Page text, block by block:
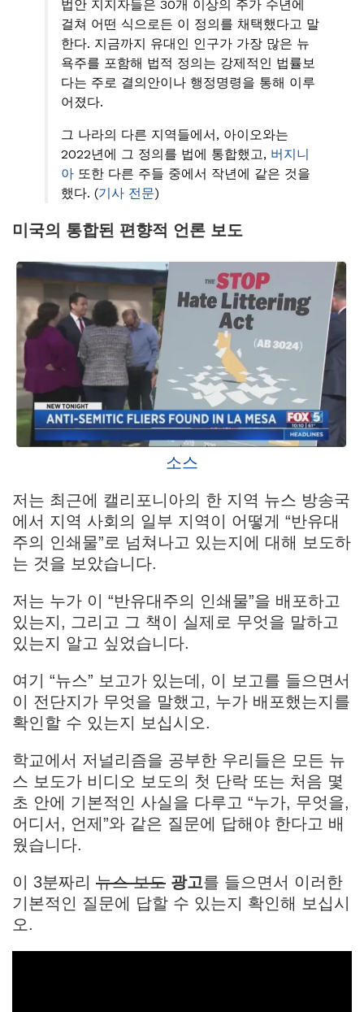
법안 지지자들은 30개 이상의 주가 수년에
걸쳐 어떤 식으로든 이 정의를 채택했다고 말
한다. 지금까지 유대인 인구가 가장 많은 뉴
욕주를 포함해 법적 정의는 강제적인 법률보
다는 주로 결의안이나 행정명령을 통해 이루
어졌다.
그 나라의 다른 지역들에서, 아이오와는
2022년에 그 정의를 법에 통합했고, 버지니
아 또한 다른 주들 중에서 작년에 같은 것을
했다. (기사 전문)
미국의 통합된 편향적 언론 보도
소스
저는 최근에 캘리포니아의 한 지역 뉴스 방송국
에서 지역 사회의 일부 지역이 어떻게 “반유대
주의 인쇄물”로 넘쳐나고 있는지에 대해 보도하
는 것을 보았습니다.
저는 누가 이 “반유대주의 인쇄물”을 배포하고
있는지, 그리고 그 책이 실제로 무엇을 말하고
있는지 알고 싶었습니다.
여기 “뉴스” 보고가 있는데, 이 보고를 들으면서
이 전단지가 무엇을 말했고, 누가 배포했는지를
확인할 수 있는지 보십시오.
학교에서 저널리즘을 공부한 우리들은 모든 뉴
스 보도가 비디오 보도의 첫 단락 또는 처음 몇
초 안에 기본적인 사실을 다루고 “누가, 무엇을,
어디서, 언제”와 같은 질문에 답해야 한다고 배
웠습니다.
이 3분짜리 뉴스 보도 광고를 들으면서 이러한
기본적인 질문에 답할 수 있는지 확인해 보십시
오.